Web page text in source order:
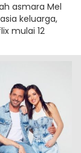
asmara Mel
keluarga,
mulai 12